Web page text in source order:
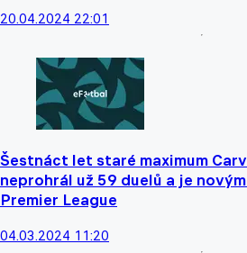
20.04.2024 22:01
Šestnáct let staré maximum
neprohrál už 59 duelů a je
Premier League
04.03.2024 11:20